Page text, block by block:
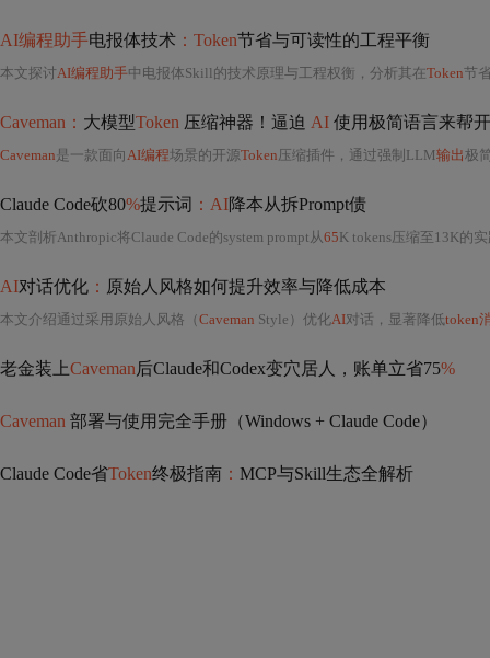
AI编程助手电报体技术 ：Token节省与可读性的工程平衡
本文探讨AI编程助手中电报体Skill的技术原理与工程权衡，分析其在Token节
Caveman： 大模型Token 压缩神器！逼迫 AI 使用极简语言来帮
Caveman是一款面向AI编程场景的开源Token压缩插件，通过强制LLM输出极
Claude Code砍80%提示词 ：AI降本从拆Prompt债
本文剖析Anthropic将Claude Code的system prompt从65K tokens压缩至13K的实践，揭示删
AI对话优化 ： 原始人风格如何提升效率与降低成本
本文介绍通过采用原始人风格（Caveman Style）优化AI对话，显著降低token
老金装上Caveman后Claude和Codex变穴居人，账单立省75%
Caveman 部署与使用完全手册（Windows + Claude Code）
Claude Code省Token终极指南 ： MCP与Skill生态全解析